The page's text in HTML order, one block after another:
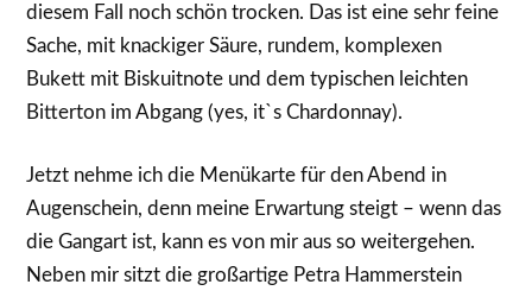
diesem Fall noch schön trocken. Das ist eine sehr feine
Sache, mit knackiger Säure, rundem, komplexen
Bukett mit Biskuitnote und dem typischen leichten
Bitterton im Abgang (yes, it`s Chardonnay).
Jetzt nehme ich die Menükarte für den Abend in
Augenschein, denn meine Erwartung steigt – wenn das
die Gangart ist, kann es von mir aus so weitergehen.
Neben mir sitzt die großartige Petra Hammerstein